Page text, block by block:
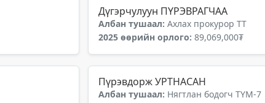
Дүгэрчулуун ПҮРЭВРАГЧАА
Албан тушаал: Ахлах прокурор ТТ
2025 өөрийн орлого: 89,069,000₮
Пүрэвдорж УРТНАСАН
Албан тушаал: Нягтлан бодогч ТҮМ-7